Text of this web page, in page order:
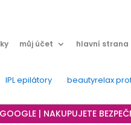
můj účet hlavní strana
IPL epilátory beautyrelax
| NAKUPUJETE